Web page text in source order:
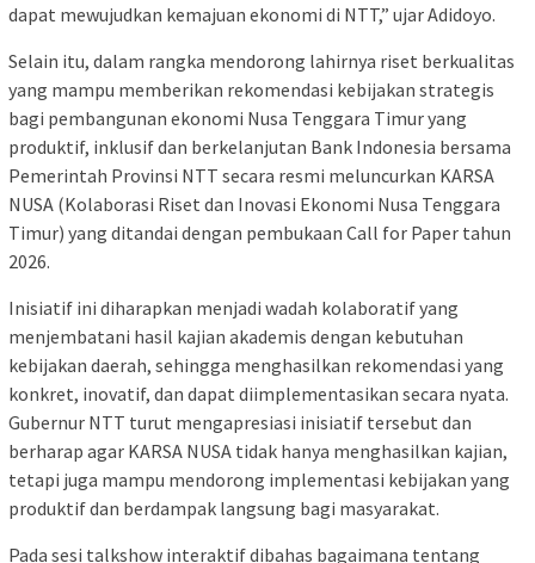
dapat mewujudkan kemajuan ekonomi di NTT,” ujar Adidoyo.
Selain itu, dalam rangka mendorong lahirnya riset berkualitas
yang mampu memberikan rekomendasi kebijakan strategis
bagi pembangunan ekonomi Nusa Tenggara Timur yang
produktif, inklusif dan berkelanjutan Bank Indonesia bersama
Pemerintah Provinsi NTT secara resmi meluncurkan KARSA
NUSA (Kolaborasi Riset dan Inovasi Ekonomi Nusa Tenggara
Timur) yang ditandai dengan pembukaan Call for Paper tahun
2026.
Inisiatif ini diharapkan menjadi wadah kolaboratif yang
menjembatani hasil kajian akademis dengan kebutuhan
kebijakan daerah, sehingga menghasilkan rekomendasi yang
konkret, inovatif, dan dapat diimplementasikan secara nyata.
Gubernur NTT turut mengapresiasi inisiatif tersebut dan
berharap agar KARSA NUSA tidak hanya menghasilkan kajian,
tetapi juga mampu mendorong implementasi kebijakan yang
produktif dan berdampak langsung bagi masyarakat.
Pada sesi talkshow interaktif dibahas bagaimana tentang